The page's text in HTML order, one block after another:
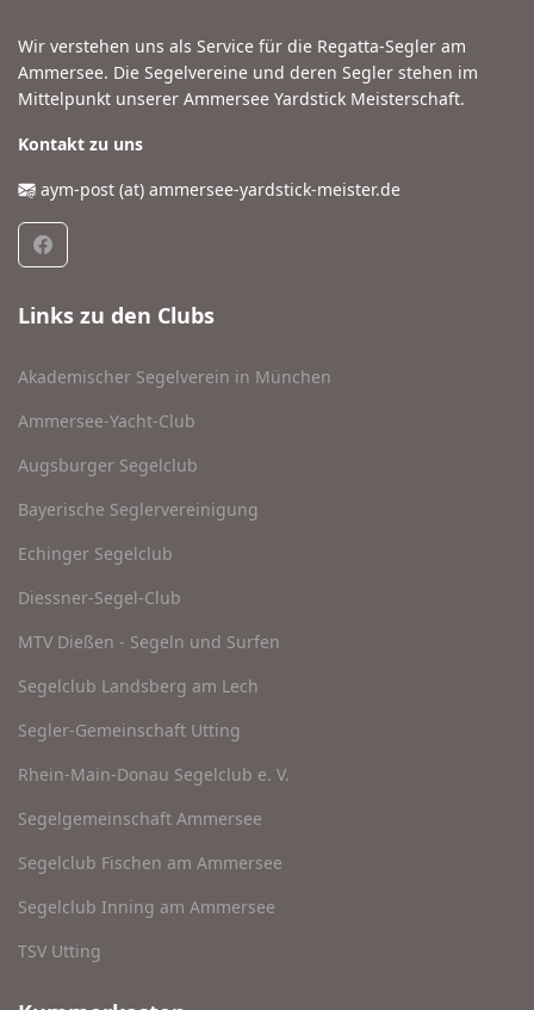
Wir verstehen uns als Service für die Regatta-Segler am
Ammersee. Die Segelvereine und deren Segler stehen im
Mittelpunkt unserer Ammersee Yardstick Meisterschaft.
Kontakt zu uns
aym-post (at) ammersee-yardstick-meister.de
Links zu den Clubs
Akademischer Segelverein in München
Ammersee-Yacht-Club
Augsburger Segelclub
Bayerische Seglervereinigung
Echinger Segelclub
Diessner-Segel-Club
MTV Dießen - Segeln und Surfen
Segelclub Landsberg am Lech
Segler-Gemeinschaft Utting
Rhein-Main-Donau Segelclub e. V.
Segelgemeinschaft Ammersee
Segelclub Fischen am Ammersee
Segelclub Inning am Ammersee
TSV Utting